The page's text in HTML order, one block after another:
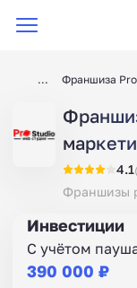
Франшиза
4.1
Франшизы
Инвестиции
С учётом
390 000 ₽